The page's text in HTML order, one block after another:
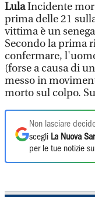
LulaIncidente
prima delle 21
vittima è un
Secondo la prima
confermare,
(forse a causa di
messo in
morto sul colpo.
Non lasciare
scegli La Nuova
per le tue notizie